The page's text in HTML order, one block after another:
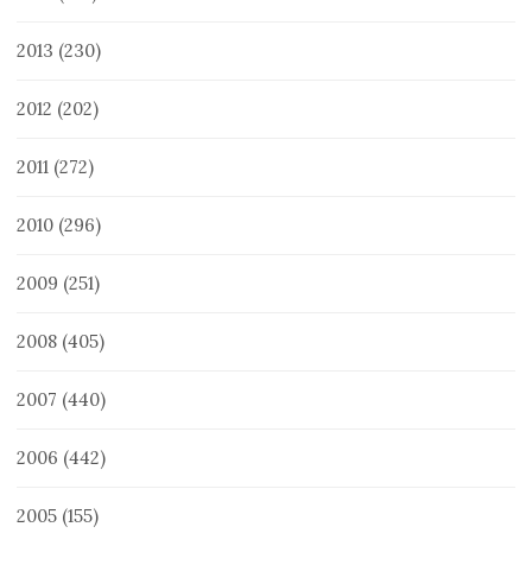
2013 (230)
2012 (202)
2011 (272)
2010 (296)
2009 (251)
2008 (405)
2007 (440)
2006 (442)
2005 (155)